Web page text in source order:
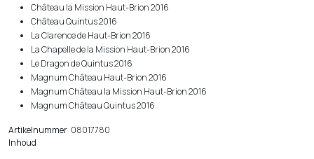
Château la Mission Haut-Brion 2016
Château Quintus 2016
La Clarence de Haut-Brion 2016
La Chapelle de la Mission Haut-Brion 2016
Le Dragon de Quintus 2016
Magnum Château Haut-Brion 2016
Magnum Château la Mission Haut-Brion 2016
Magnum Château Quintus 2016
Artikelnummer 08017780
Inhoud